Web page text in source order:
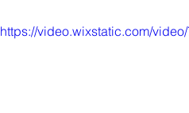
https://video.wixstatic.com/